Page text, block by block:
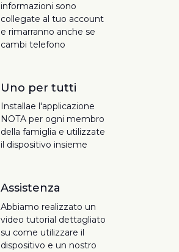
informazioni sono
collegate al tuo account
e rimarranno anche se
cambi telefono
Uno per tutti
Installae l'applicazione
NOTA per ogni membro
della famiglia e utilizzate
il dispositivo insieme
Assistenza
Abbiamo realizzato un
video tutorial dettagliato
su come utilizzare il
dispositivo e un nostro